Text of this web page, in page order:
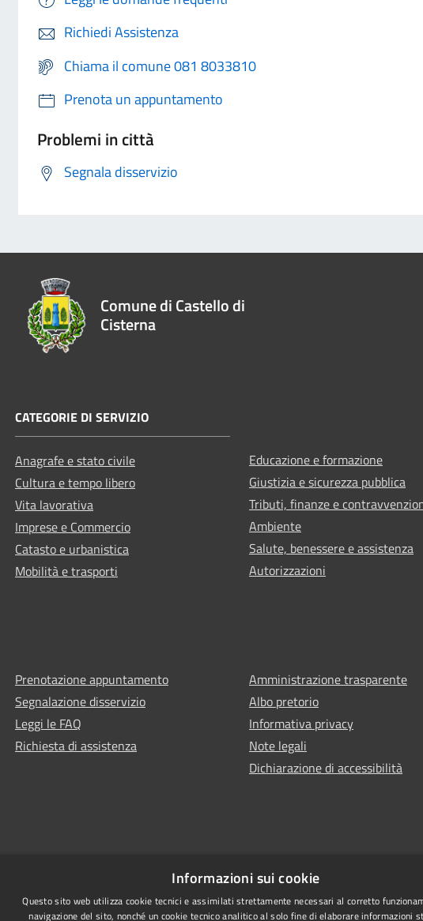
Richiedi Assistenza
Chiama il comune 081 8033810
Prenota un appuntamento
Problemi in città
Segnala disservizio
Comune di Castello di
Cisterna
CATEGORIE DI SERVIZIO
Anagrafe e stato civile
Cultura e tempo libero
Vita lavorativa
Imprese e Commercio
Catasto e urbanistica
Mobilità e trasporti
Educazione e formazione
Giustizia e sicurezza pubblica
Tributi, finanze e
Ambiente
Salute, benessere e assistenza
Autorizzazioni
Prenotazione appuntamento
Segnalazione disservizio
Leggi le FAQ
Richiesta di assistenza
Amministrazione trasparente
Albo pretorio
Informativa privacy
Note legali
Dichiarazione di accessibilità
Informazioni sui cookie
Questo sito web utilizza cookie tecnici e assimilati strettamente necessari al corretto
navigazione del sito, nonché un cookie tecnico analitico al solo fine di elaborare informazioni